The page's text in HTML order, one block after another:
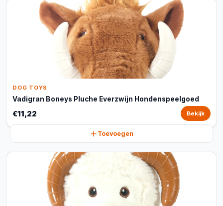
DOG TOYS
Vadigran Boneys Pluche Everzwijn Hondenspeelgoed
€11,22 Bekijk
Toevoegen